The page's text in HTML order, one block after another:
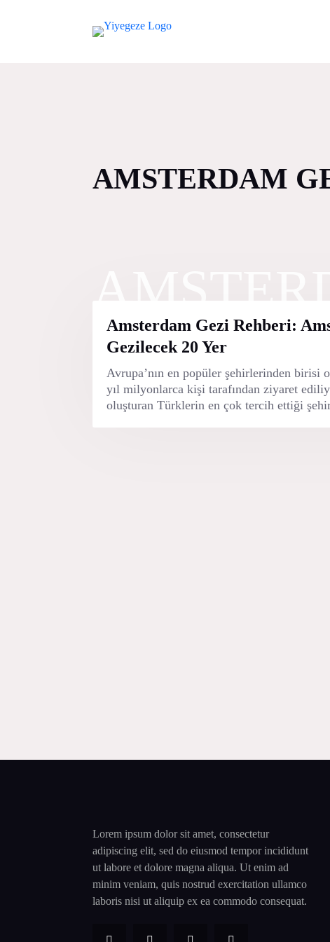
AMSTERDAM
Amsterdam Gezi Rehberi:
Gezilecek 20 Yer
Avrupa’nın en popüler şehirlerinden birisi
yıl milyonlarca kişi tarafından ziyaret
oluşturan Türklerin en çok tercih ettiği
Lorem ipsum dolor sit amet, consectetur
adipiscing elit, sed do eiusmod tempor incididunt
ut labore et dolore magna aliqua. Ut enim ad
minim veniam, quis nostrud exercitation ullamco
laboris nisi ut aliquip ex ea commodo consequat.